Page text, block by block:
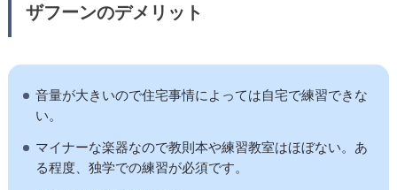
ザフーンのデメリット
音量が大きいので住宅事情によっては自宅で練習できな
い。
マイナーな楽器なので教則本や練習教室はほぼない。あ
る程度、独学での練習が必須です。